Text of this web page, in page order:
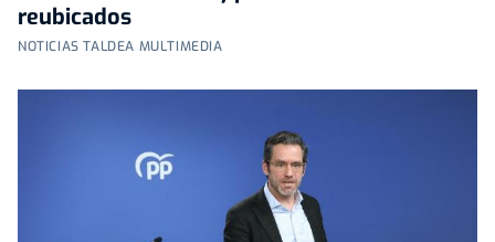
reubicados
NOTICIAS TALDEA MULTIMEDIA